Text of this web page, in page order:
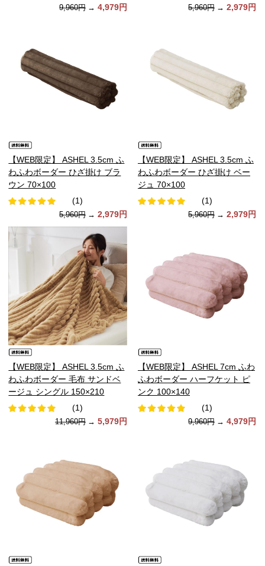
9,960円 → 4,979円 5,960円 → 2,979円
【WEB限定】 ASHEL 3.5cm ふ
わふわボーダー ひざ掛け ブラ
ウン 70×100
(1)
5,960円 → 2,979円
【WEB限定】 ASHEL 3.5cm ふ
わふわボーダー ひざ掛け ベー
ジュ 70×100
(1)
5,960円 → 2,979円
【WEB限定】 ASHEL 3.5cm ふ
わふわボーダー 毛布 サンドベ
ージュ シングル 150×210
(1)
11,960円 → 5,979円
【WEB限定】 ASHEL 7cm ふわ
ふわボーダー ハーフケット ピ
ンク 100×140
(1)
9,960円 → 4,979円